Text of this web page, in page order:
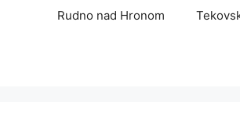
Rudno nad Hronom